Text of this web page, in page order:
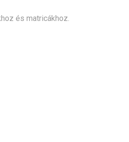
és matricákhoz.